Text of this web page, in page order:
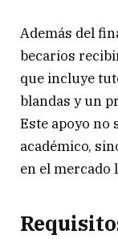
Además del
becarios
que incluye
blandas y un
Este apoyo no
académico,
en el mercado